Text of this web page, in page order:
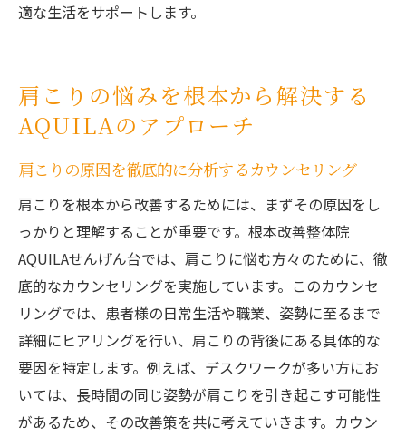
適な生活をサポートします。
肩こりの悩みを根本から解決する
AQUILAのアプローチ
肩こりの原因を徹底的に分析するカウンセリング
肩こりを根本から改善するためには、まずその原因をし
っかりと理解することが重要です。根本改善整体院
AQUILAせんげん台では、肩こりに悩む方々のために、徹
底的なカウンセリングを実施しています。このカウンセ
リングでは、患者様の日常生活や職業、姿勢に至るまで
詳細にヒアリングを行い、肩こりの背後にある具体的な
要因を特定します。例えば、デスクワークが多い方にお
いては、長時間の同じ姿勢が肩こりを引き起こす可能性
があるため、その改善策を共に考えていきます。カウン